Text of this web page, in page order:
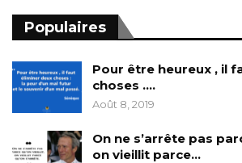
Populaires
Pour être heureux , il
choses ….
Août 8, 2019
On ne s’arrête pas
on vieillit parce…